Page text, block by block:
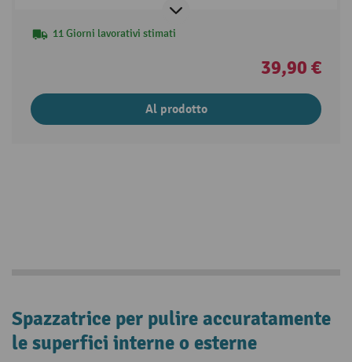
11 Giorni lavorativi stimati
39,90 €
Al prodotto
Spazzatrice per pulire accuratamente
le superfici interne o esterne